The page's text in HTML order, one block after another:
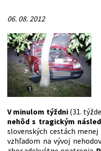
06. 08. 2012
V minulom týždni (31.
nehôd s tragickým
slovenských cestách
vzhľadom na vývoj